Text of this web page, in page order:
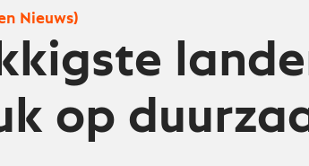
Nieuws)
op